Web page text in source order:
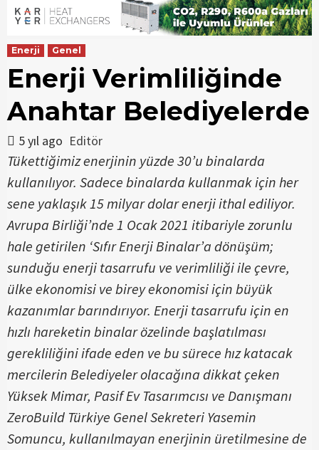
Enerji Genel
Enerji Verimliliğinde
Anahtar Belediyelerde
5 yıl ago Editör
Tükettiğimiz enerjinin yüzde 30’u binalarda
kullanılıyor. Sadece binalarda kullanmak için her
sene yaklaşık 15 milyar dolar enerji ithal ediliyor.
Avrupa Birliği’nde 1 Ocak 2021 itibariyle zorunlu
hale getirilen ‘Sıfır Enerji Binalar’a dönüşüm;
sunduğu enerji tasarrufu ve verimliliği ile çevre,
ülke ekonomisi ve birey ekonomisi için büyük
kazanımlar barındırıyor. Enerji tasarrufu için en
hızlı hareketin binalar özelinde başlatılması
gerekliliğini ifade eden ve bu sürece hız katacak
mercilerin Belediyeler olacağına dikkat çeken
Yüksek Mimar, Pasif Ev Tasarımcısı ve Danışmanı
ZeroBuild Türkiye Genel Sekreteri Yasemin
Somuncu, kullanılmayan enerjinin üretilmesine de